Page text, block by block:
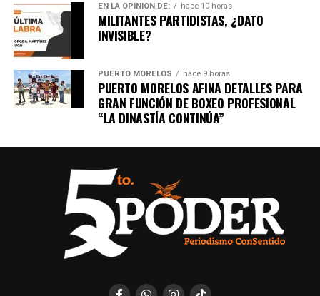
EN LA OPINIÓN DE: hace 10 horas
MILITANTES PARTIDISTAS, ¿DATO
INVISIBLE?
PUERTO MORELOS hace 9 horas
PUERTO MORELOS AFINA DETALLES PARA
GRAN FUNCIÓN DE BOXEO PROFESIONAL
“LA DINASTÍA CONTINÚA”